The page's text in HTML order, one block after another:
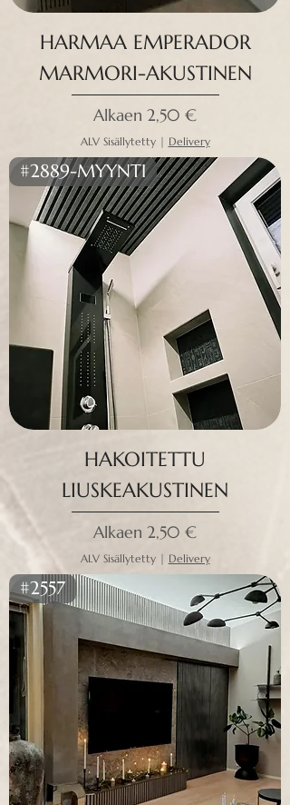
HARMAA EMPERADOR
MARMORI-AKUSTINEN
Alkaen 2,50 €
Alehinta
ALV Sisällytetty| Delivery
#2889-MYYNTI
HAKOITETTU
LIUSKEAKUSTINEN
Alkaen 2,50 €
Alehinta
ALV Sisällytetty| Delivery
#2557